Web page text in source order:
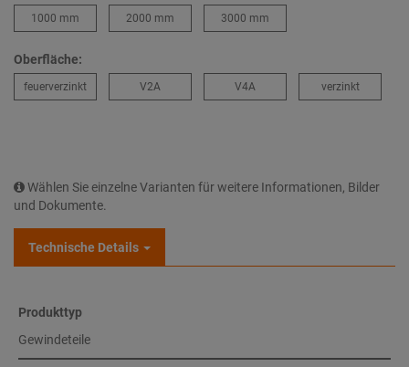
1000 mm 2000 mm 3000 mm
Oberfläche:
feuerverzinkt V2A V4A verzinkt
Wählen Sie einzelne Varianten für weitere Informationen, Bilder
und Dokumente.
Technische Details
Produkttyp
Gewindeteile